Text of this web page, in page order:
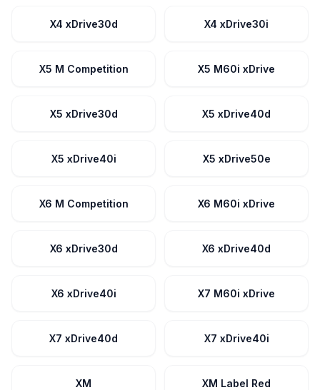
X4 xDrive30d X4 xDrive30i
X5 M Competition X5 M60i xDrive
X5 xDrive30d X5 xDrive40d
X5 xDrive40i X5 xDrive50e
X6 M Competition X6 M60i xDrive
X6 xDrive30d X6 xDrive40d
X6 xDrive40i X7 M60i xDrive
X7 xDrive40d X7 xDrive40i
XM XM Label Red